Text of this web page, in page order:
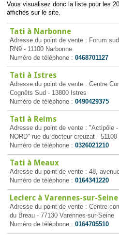
Vous visualisez donc la liste pour les
affichés sur le site.
Tati à Narbonne
Adresse du point de vente : Forum
RN9 - 11100 Narbonne
Numéro de téléphone : 0468701127
Tati à Istres
Adresse du point de vente : Centre
Cognêts Sud - 13800 Istres
Numéro de téléphone : 0490429375
Tati à Reims
Adresse du point de vente : "Actipôle
NORD" rue du docteur creuzat - 51100
Numéro de téléphone : 0326021210
Tati à Meaux
Adresse du point de vente : 48,
Numéro de téléphone : 0164341220
Leclerc à Varennes-sur-Seine
Adresse du point de vente : Centre
du Breau - 77130 Varennes-sur-Seine
Numéro de téléphone : 0164705510